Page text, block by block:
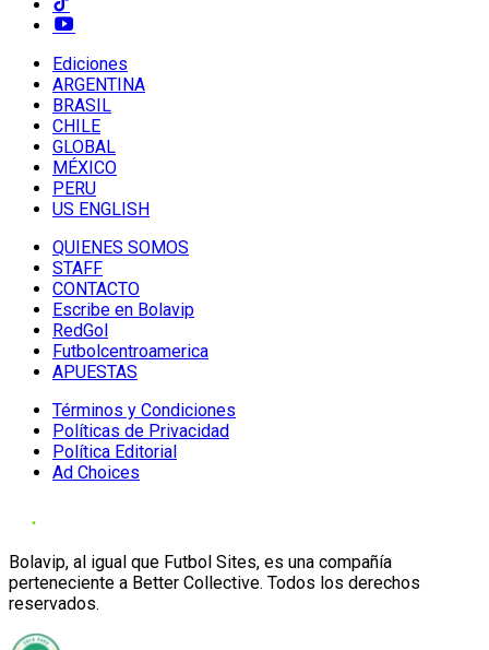
Ediciones
ARGENTINA
BRASIL
CHILE
GLOBAL
MÉXICO
PERU
US ENGLISH
QUIENES SOMOS
STAFF
CONTACTO
Escribe en Bolavip
RedGol
Futbolcentroamerica
APUESTAS
Términos y Condiciones
Políticas de Privacidad
Política Editorial
Ad Choices
Bolavip, al igual que Futbol Sites, es una compañía
perteneciente a Better Collective. Todos los derechos
reservados.